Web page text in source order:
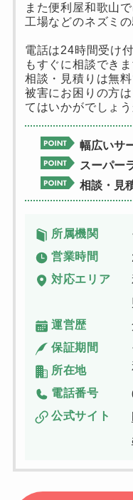
また便利屋和歌山
工場などのネズミ
電話は24時間受け
もすぐに相談できま
相談・見積りは無
被害にお困りの方
てはいかがでしょう
幅広いサ
スーパー
相談・見
所属機関
営業時間
対応エリア
運営歴
保証期間
所在地
電話番号
公式サイト